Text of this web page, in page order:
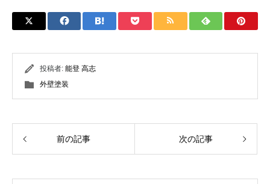
投稿者: 能登 高志
外壁塗装
前の記事 次の記事